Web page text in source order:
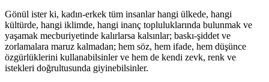
Gönül ister ki, kadın-erkek tüm insanlar hangi ülkede, hangi
kültürde, hangi iklimde, hangi inanç topluluklarında bulunmak ve
yaşamak mecburiyetinde kalırlarsa kalsınlar; baskı-şiddet ve
zorlamalara maruz kalmadan; hem söz, hem ifade, hem düşünce
özgürlüklerini kullanabilsinler ve hem de kendi zevk, renk ve
istekleri doğrultusunda giyinebilsinler.